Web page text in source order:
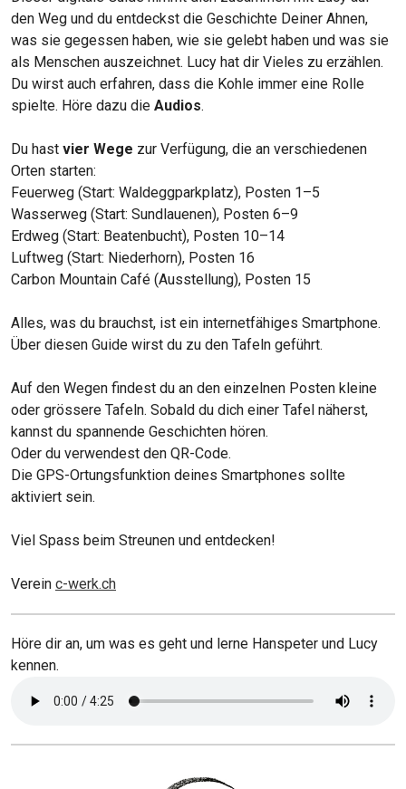
den Weg und du entdeckst die Geschichte Deiner Ahnen,
was sie gegessen haben, wie sie gelebt haben und was sie
als Menschen auszeichnet. Lucy hat dir Vieles zu erzählen.
Du wirst auch erfahren, dass die Kohle immer eine Rolle
spielte. Höre dazu die Audios.
Du hast vier Wege zur Verfügung, die an verschiedenen
Orten starten:
Feuerweg (Start: Waldeggparkplatz), Posten 1–5
Wasserweg (Start: Sundlauenen), Posten 6–9
Erdweg (Start: Beatenbucht), Posten 10–14
Luftweg (Start: Niederhorn), Posten 16
Carbon Mountain Café (Ausstellung), Posten 15
Alles, was du brauchst, ist ein internetfähiges Smartphone.
Über diesen Guide wirst du zu den Tafeln geführt.
Auf den Wegen findest du an den einzelnen Posten kleine
oder grössere Tafeln. Sobald du dich einer Tafel näherst,
kannst du spannende Geschichten hören.
Oder du verwendest den QR-Code.
Die GPS-Ortungsfunktion deines Smartphones sollte
aktiviert sein.
Viel Spass beim Streunen und entdecken!
Verein c-werk.ch
Höre dir an, um was es geht und lerne Hanspeter und Lucy
kennen.